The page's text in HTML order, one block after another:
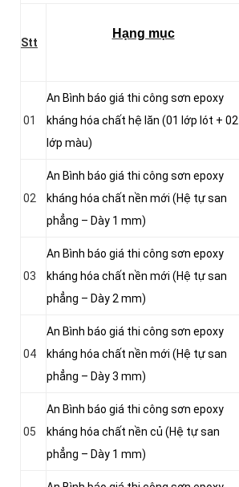
Stt
Hạng mục
01
An Bình báo giá thi công sơn epoxy
kháng hóa chất hệ lăn (01 lớp lót + 02
lớp màu)
02
An Bình báo giá thi công sơn epoxy
kháng hóa chất nền mới (Hệ tự san
phẳng – Dày 1 mm)
03
An Bình báo giá thi công sơn epoxy
kháng hóa chất nền mới (Hệ tự san
phẳng – Dày 2 mm)
04
An Bình báo giá thi công sơn epoxy
kháng hóa chất nền mới (Hệ tự san
phẳng – Dày 3 mm)
05
An Bình báo giá thi công sơn epoxy
kháng hóa chất nền củ (Hệ tự san
phẳng – Dày 1 mm)